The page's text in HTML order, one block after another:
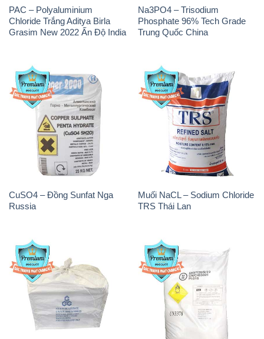
PAC – Polyaluminium
Chloride Trắng Aditya Birla
Grasim New 2022 Ấn Độ India
Na3PO4 – Trisodium
Phosphate 96% Tech Grade
Trung Quốc China
CuSO4 – Đồng Sunfat Nga
Russia
Muối NaCL – Sodium Chloride
TRS Thái Lan